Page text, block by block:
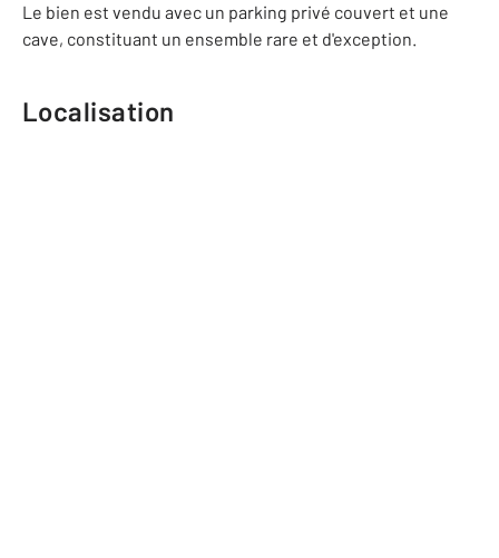
Le bien est vendu avec un parking privé couvert et une
cave, constituant un ensemble rare et d'exception.
Localisation